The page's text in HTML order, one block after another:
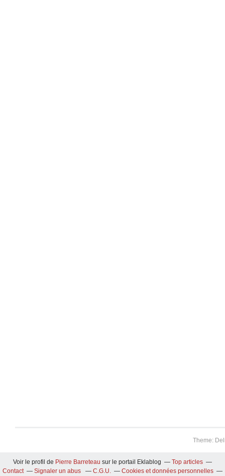
Theme:
Voir le profil de Pierre Barreteau sur le portail Eklablog
Top articles
Contact
Signaler un abus C.G.U.
Cookies et données personnelles